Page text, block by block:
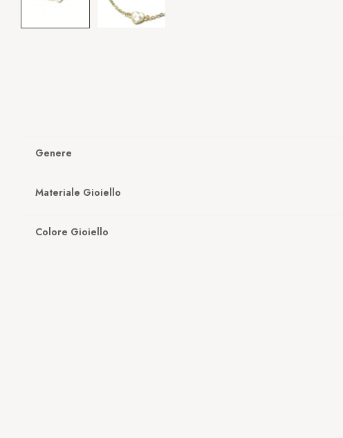
Genere
Materiale Gioiello
Colore Gioiello